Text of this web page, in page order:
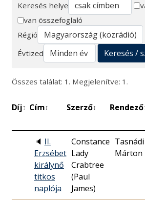
Keresés
Keresés helye
van összefoglaló
Régió
Évtized
Keresés /
Összes találat: 1. Megjelenítve: 1.
Díj↕ Cím↕ Szerző↕ Rendező
🔈 II.
Erzsébet
királynő
titkos
naplója
Constance
Lady
Crabtree
(Paul
James)
Tasnádi
Márton